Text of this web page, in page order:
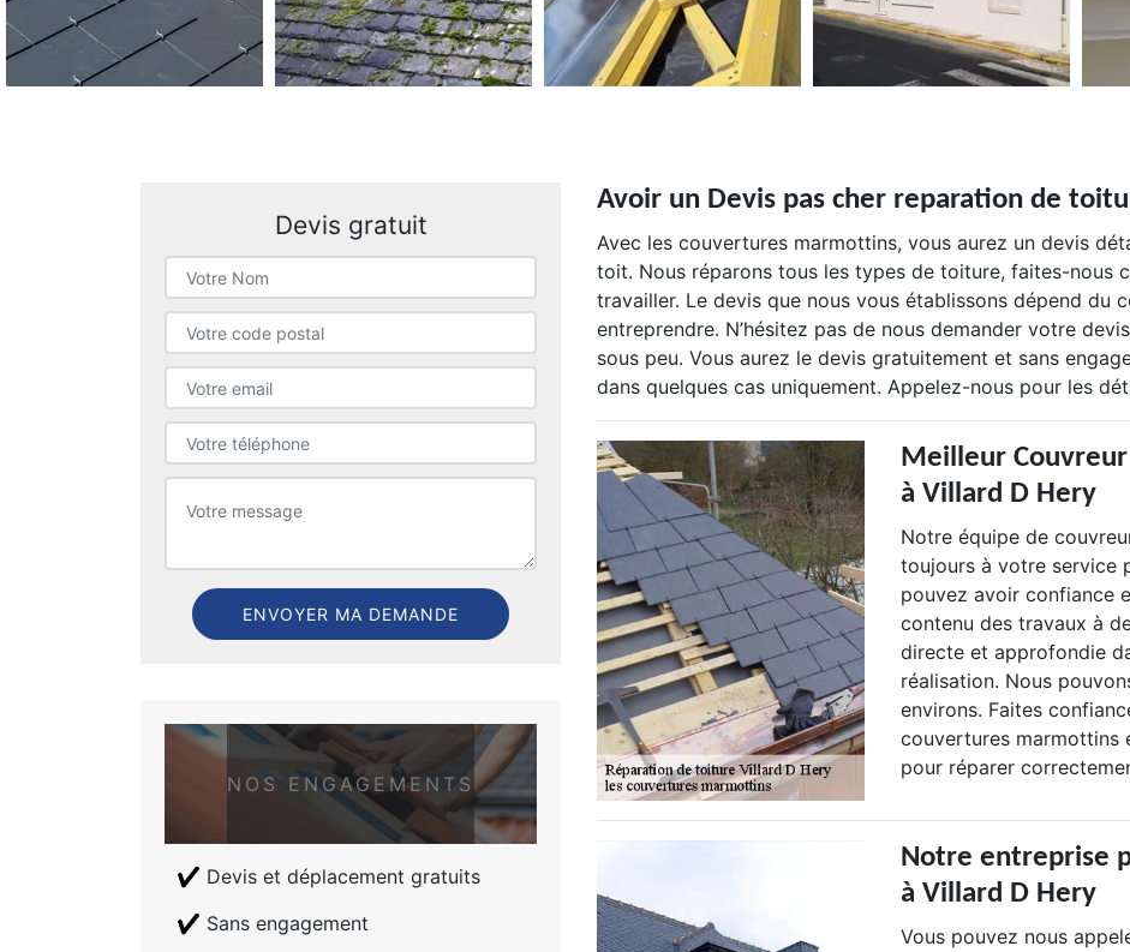
Devis gratuit
NOS ENGAGEMENTS
Devis et déplacement gratuits
Sans engagement
Avoir un Devis pas cher reparation de
Avec les couvertures marmottins, vous aurez un devis
toit. Nous réparons tous les types de toiture, faites-nous
travailler. Le devis que nous vous établissons dépend du
entreprendre. N’hésitez pas de nous demander votre
sous peu. Vous aurez le devis gratuitement et sans
dans quelques cas uniquement. Appelez-nous pour les
Meilleur
à Villard D Hery
Notre équipe de
toujours à votre service
pouvez avoir confiance
contenu des travaux à
directe et approfondie
réalisation. Nous
environs. Faites
couvertures marmottins
pour réparer
Notre entreprise
à Villard D Hery
Vous pouvez nous